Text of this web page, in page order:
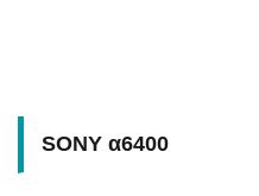
SONY α6400